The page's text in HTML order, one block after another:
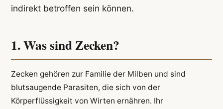
indirekt betroffen sein können.
1. Was sind Zecken?
Zecken gehören zur Familie der Milben und sind
blutsaugende Parasiten, die sich von der
Körperflüssigkeit von Wirten ernähren. Ihr